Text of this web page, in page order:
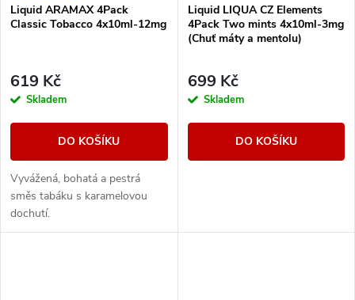
Liquid ARAMAX 4Pack
Classic Tobacco 4x10ml-12mg
619 Kč
Skladem
DO KOŠÍKU
Vyvážená, bohatá a pestrá
směs tabáku s karamelovou
dochutí.
Liquid LIQUA CZ Elements
4Pack Two mints 4x10ml-3mg
(Chuť máty a mentolu)
699 Kč
Skladem
DO KOŠÍKU